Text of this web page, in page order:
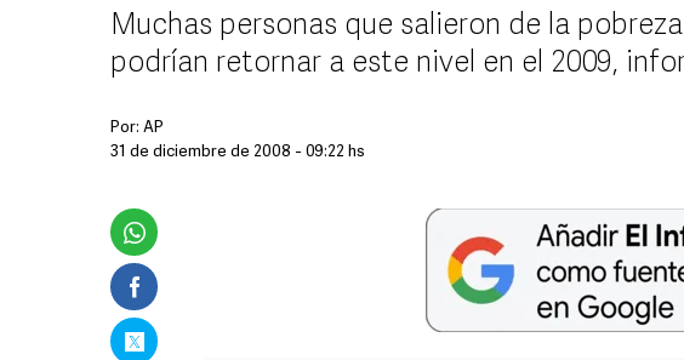
Muchas personas que salieron de la
podrían retornar a este nivel en el 2009,
Por: AP
31 de diciembre de 2008 - 09:22 hs